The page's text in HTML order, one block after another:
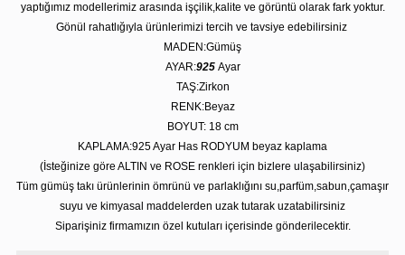
yaptığımız modellerimiz arasında işçilik,kalite ve görüntü olarak fark yoktur.
Gönül rahatlığıyla ürünlerimizi tercih ve tavsiye edebilirsiniz
MADEN:Gümüş
AYAR:925 Ayar
TAŞ:Zirkon
RENK:Beyaz
BOYUT: 18 cm
KAPLAMA:925 Ayar Has RODYUM beyaz kaplama
(İsteğinize göre ALTIN ve ROSE renkleri için bizlere ulaşabilirsiniz)
Tüm gümüş takı ürünlerinin ömrünü ve parlaklığını su,parfüm,sabun,çamaşır
suyu ve kimyasal maddelerden uzak tutarak uzatabilirsiniz
Siparişiniz firmamızın özel kutuları içerisinde gönderilecektir.